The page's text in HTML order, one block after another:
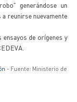
generándose un
reunirse nuevamente
de orígenes y
- Fuente: Ministerio de